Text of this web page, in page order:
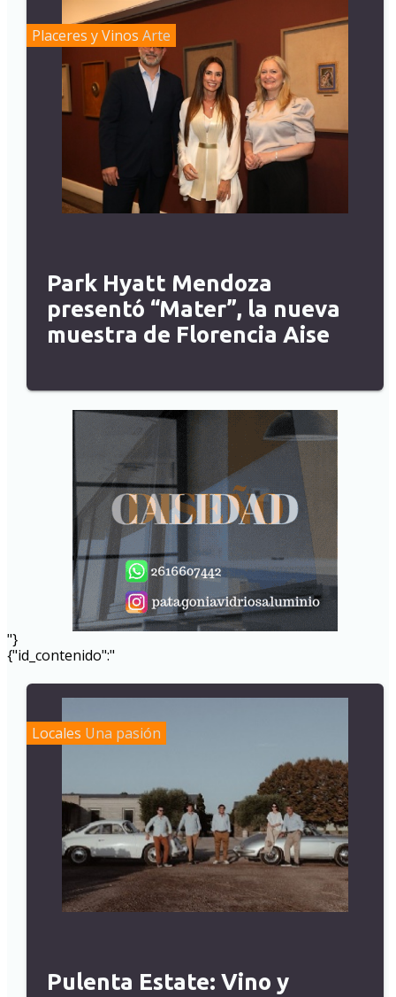
Placeres y Vinos Arte
Park Hyatt Mendoza
presentó “Mater”, la nueva
muestra de Florencia Aise
"}
{"id_contenido":"
Locales Una pasión
Pulenta Estate: Vino y